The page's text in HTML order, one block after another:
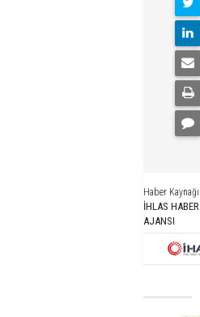
Haber Kaynağı
İHLAS HABER
AJANSI